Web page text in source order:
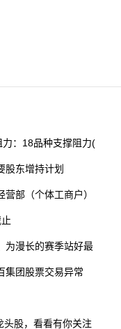
：18品种支撑阻力(
股东增持计划
部（个体工商户）
为漫长的赛季站好最
集团股票交易异常
股，看看有你关注